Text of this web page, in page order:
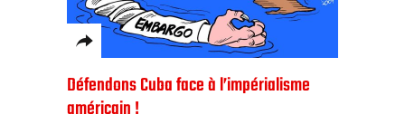
Défendons Cuba face à l’impérialisme
américain !